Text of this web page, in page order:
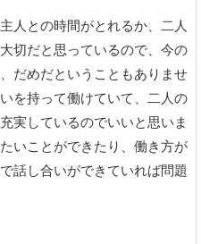
人との時間がとれるか、二人
切だと思っているので、今の
だめだということもありませ
を持って働けていて、二人の
実しているのでいいと思いま
いことができたり、働き方が
話し合いができていれば問題